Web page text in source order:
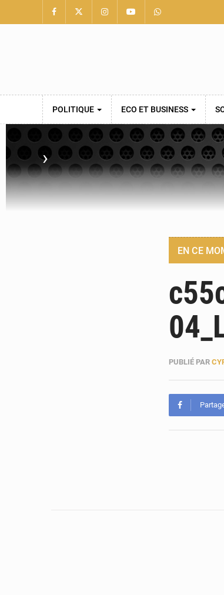
POLITIQUE ECO ET BUSINESS
›
EN CE
PUBLIÉ PAR